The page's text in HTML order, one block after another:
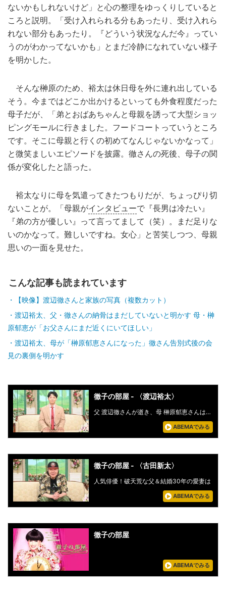
ないかもしれないけど」と心の整理をゆっくりしていると
ころと説明。「受け入れられる分もあったり、受け入れら
れない部分もあったり。『どういう状況なんだ今』ってい
うのがわかってないかも」とまだ冷静になれていない様子
を明かした。
そんな榊原のため、裕太は休日母を外に連れ出している
そう。今まではどこか出かけるといっても外食程度だった
母子だが、「弟とおばあちゃんと母親を誘って大型ショッ
ピングモールに行きました。フードコートっていうところ
です。そこに母親と行くの初めてなんじゃないかなって」
と微笑ましいエピソードを披露。徹さんの死後、母子の関
係が変化したと語った。
裕太なりに母を気遣ってきたつもりだが、ちょっぴり切
ないことが。「母親がインタビューで『長男は冷たい』
『弟の方が優しい』って言ってまして（笑）。まだ足りな
いのかなって。難しいですね。女心」と苦笑しつつ、母親
思いの一面を見せた。
こんな記事も読まれています
【映像】渡辺徹さんと家族の写真（複数カット）
渡辺裕太、父・徹さんの納骨はまだしていないと明かす 母・榊
原郁恵が「お父さんにまだ近くにいてほしい」
渡辺裕太、母が「榊原郁恵さんになった」徹さん告別式後の会
見の裏側を明かす
徹子の部屋 - 〈渡辺裕太〉
父 渡辺徹さんが逝き、母 榊原郁恵さんは…
ABEMAでみる
徹子の部屋 - 〈古田新太〉
人気俳優！破天荒な父＆結婚30年の愛妻は
ABEMAでみる
徹子の部屋
ABEMAでみる